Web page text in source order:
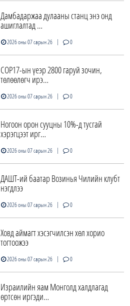
Дамбадаржаа дулааны станц энэ онд
ашиглалтад …
2026 оны 07 сарын 26 | 0
COP17-ын үеэр 2800 гаруй зочин,
төлөөлөгч ирэ…
2026 оны 07 сарын 26 | 0
Ногоон орон сууцны 10%-д тусгай
хэрэгцээт ирг…
2026 оны 07 сарын 26 | 0
ДАШТ-ий баатар Возинья Чилийн клубт
нэгдлээ
2026 оны 07 сарын 26 | 0
Ховд аймагт хэсэгчилсэн хөл хорио
тогтоожээ
2026 оны 07 сарын 26 | 0
Израилийн яам Монголд халдлагад
өртсөн иргэди…